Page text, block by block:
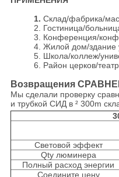
1. Склад/фабрика/
2. Гостиница/
3. Конференция/
4. Жилой дом/здание
5. Школа/коллеж/
6. Район церков/
Возвращения
Мы сделали проверку
и трубкой СИД в ² 300m
Световой эффект
Qty люминера
Полный расход энергии
Соедините цену